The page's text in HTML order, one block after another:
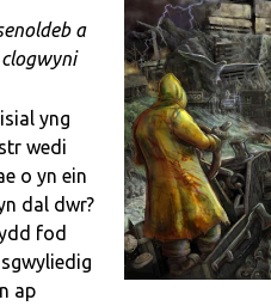
a
yng
wedi
o yn ein
dal dwr?
fod
ap